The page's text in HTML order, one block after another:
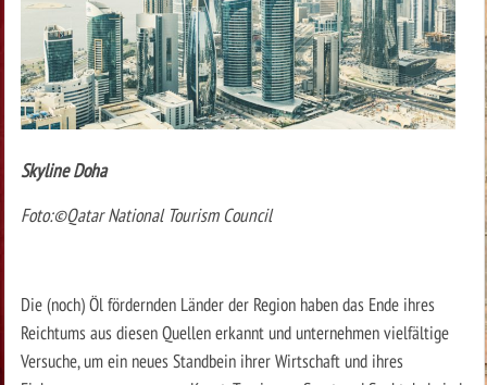
Skyline Doha
Foto:©Qatar National Tourism Council
Die (noch) Öl fördernden Länder der Region haben das Ende ihres
Reichtums aus diesen Quellen erkannt und unternehmen vielfältige
Versuche, um ein neues Standbein ihrer Wirtschaft und ihres